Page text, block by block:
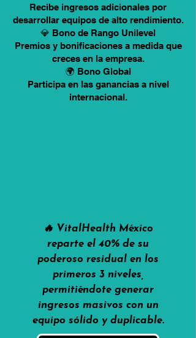
Recibe ingresos adicionales por
desarrollar equipos de alto rendimiento.
💎 Bono de Rango Unilevel
Premios y bonificaciones a medida que
creces en la empresa.
🌍 Bono Global
Participa en las ganancias a nivel
internacional.
🔥 VitalHealth México
reparte el 40% de su
poderoso residual en los
primeros 3 niveles,
permitiéndote generar
ingresos masivos con un
equipo sólido y duplicable.